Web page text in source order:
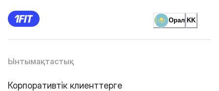
Орал KK
Ынтымақтастық
Корпоративтік клиенттерге